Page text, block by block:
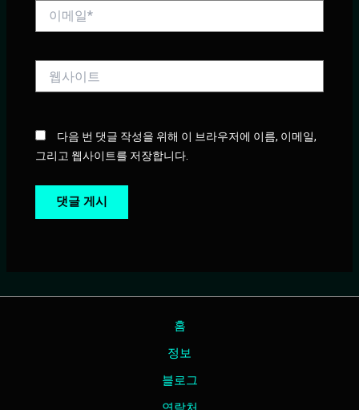
다음 번 댓글 작성을 위해 이 브라우저에 이름, 이메일,
그리고 웹사이트를 저장합니다.
홈
정보
블로그